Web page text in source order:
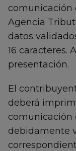
comunicación
Agencia
datos
16 caracteres.
presentación.
El
deberá
comunicación
debidamente